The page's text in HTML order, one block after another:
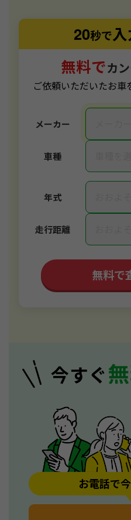
20秒で入
無料でカ
ご依頼いただいたお
メーカー
車種
年式
走行距離
無料で
お電話で